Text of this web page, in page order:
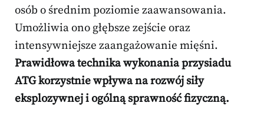
osób o średnim poziomie zaawansowania.
Umożliwia ono głębsze zejście oraz
intensywniejsze zaangażowanie mięśni.
Prawidłowa technika wykonania przysiadu
ATG korzystnie wpływa na rozwój siły
eksplozywnej i ogólną sprawność fizyczną.